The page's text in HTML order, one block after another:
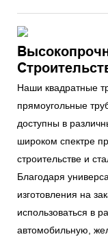
Наши квадратные
прямоугольные
доступны в
широком спектре
строительстве и
Благодаря
изготовления на
использоваться в
автомобильную,